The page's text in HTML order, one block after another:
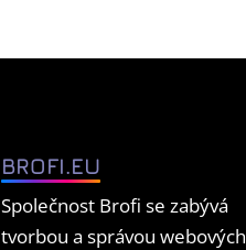
BROFI.EU
Společnost Brofi se zabývá
tvorbou a správou webových